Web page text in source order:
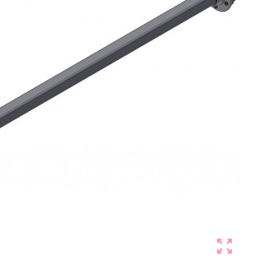
zoom_out_map